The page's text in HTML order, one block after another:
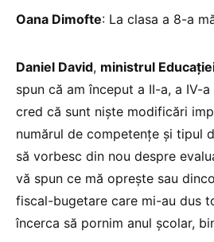
Oana Dimofte: La clasa a 8-a
Daniel David, ministrul
spun că am început a II-a, a IV-
cred că sunt niște modificări
numărul de competențe și tipul
să vorbesc din nou despre
vă spun ce mă oprește sau
fiscal-bugetare care mi-au dus
încerca să pornim anul școlar,